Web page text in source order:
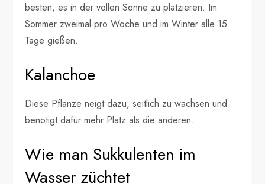
besten, es in der vollen Sonne zu platzieren. Im
Sommer zweimal pro Woche und im Winter alle 15
Tage gießen.
Kalanchoe
Diese Pflanze neigt dazu, seitlich zu wachsen und
benötigt dafür mehr Platz als die anderen.
Wie man Sukkulenten im
Wasser züchtet